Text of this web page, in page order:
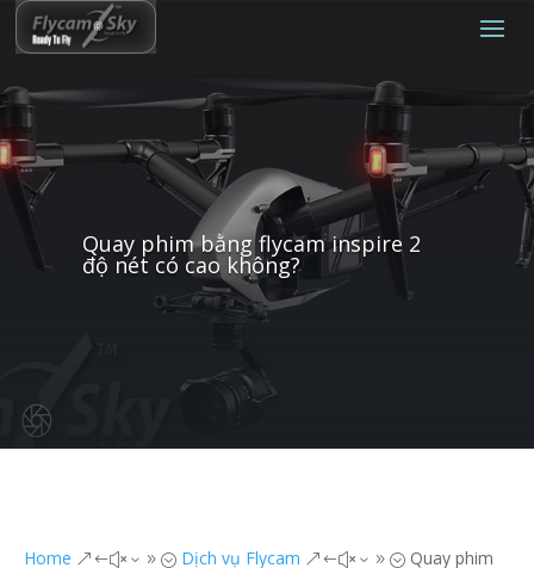
Quay phim bằng flycam inspire 2
độ nét có cao không?
Home &#x39; Dịch vụ Flycam &#x39; Quay phim